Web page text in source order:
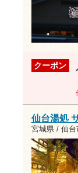
クーポン
仙台湯処
宮城県 / 仙台